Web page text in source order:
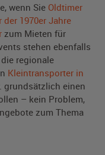
wenn Sie Oldtimer
der 1970er Jahre
zum Mieten für
stehen ebenfalls
regionale
Kleintransporter in
grundsätzlich einen
– kein Problem,
zum Thema